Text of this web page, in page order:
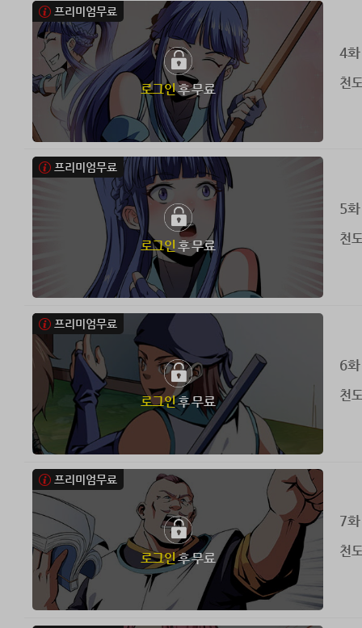
프리미엄무료
로그인후 무료
4화
천
프리미엄무료
로그인 후 무료
5화
천
프리미엄무료
로그인후 무료
6화
천
프리미엄무료
로그인후 무료
7화
천